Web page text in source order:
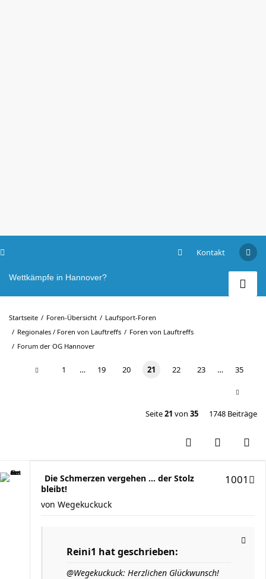
Kontakt
Wettkämpfe in Hannover?
Startseite Foren-Übersicht
Laufsport-Foren
Regionales / Foren von Lauftreffs
Foren von Lauftreffs
Forum der OG Hannover
1 … 19 20 21 22 23 … 35
Seite21 von 35 1748 Beiträge
Die Schmerzen vergehen ... der Stolz
bleibt!
1001
von Wegekuckuck
Reini1 hat geschrieben:
@Wegekuckuck: Herzlichen Glückwunsch!